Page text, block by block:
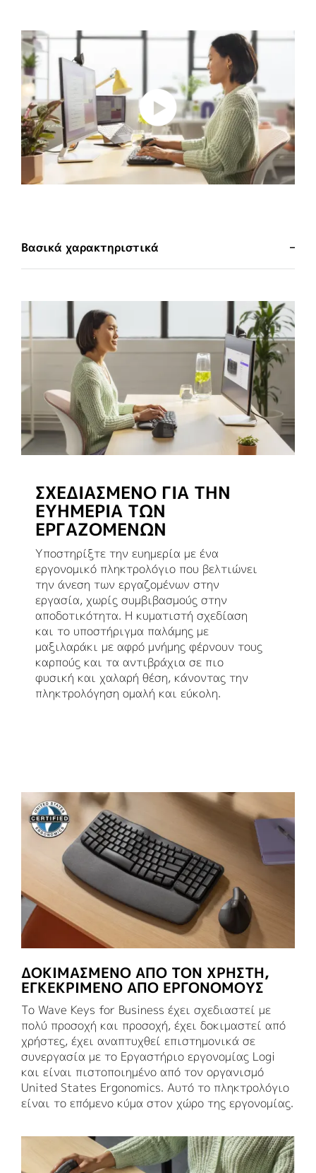
Βασικά χαρακτηριστικά
ΣΧΕΔΙΑΣΜΈΝΟ ΓΙΑ ΤΗΝ
ΕΥΗΜΕΡΊΑ ΤΩΝ
ΕΡΓΑΖΟΜΈΝΩΝ
Υποστηρίξτε την ευημερία με ένα
εργονομικό πληκτρολόγιο που βελτιώνει
την άνεση των εργαζομένων στην
εργασία, χωρίς συμβιβασμούς στην
αποδοτικότητα. Η κυματιστή σχεδίαση
και το υποστήριγμα παλάμης με
μαξιλαράκι με αφρό μνήμης φέρνουν τους
καρπούς και τα αντιβράχια σε πιο
φυσική και χαλαρή θέση, κάνοντας την
πληκτρολόγηση ομαλή και εύκολη.
ΔΟΚΙΜΑΣΜΈΝΟ ΑΠΌ ΤΟΝ ΧΡΉΣΤΗ,
ΕΓΚΕΚΡΙΜΈΝΟ ΑΠΌ ΕΡΓΟΝΌΜΟΥΣ
Το Wave Keys for Business έχει σχεδιαστεί με
πολύ προσοχή και προσοχή, έχει δοκιμαστεί από
χρήστες, έχει αναπτυχθεί επιστημονικά σε
συνεργασία με το Εργαστήριο εργονομίας Logi
και είναι πιστοποιημένο από τον οργανισμό
United States Ergonomics. Αυτό το πληκτρολόγιο
είναι το επόμενο κύμα στον χώρο της εργονομίας.